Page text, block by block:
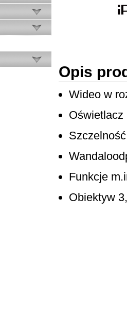
Opis
Wideo w
Oświetlacz
Funkcje
Obiektyw